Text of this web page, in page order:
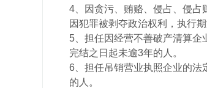
4、因贪污、贿赂、侵占、侵占
因犯罪被剥夺政治权利，执行期
5、担任因经营不善破产清算
完结之日起未逾3年的人。
6、担任吊销营业执照企业的法
的人。